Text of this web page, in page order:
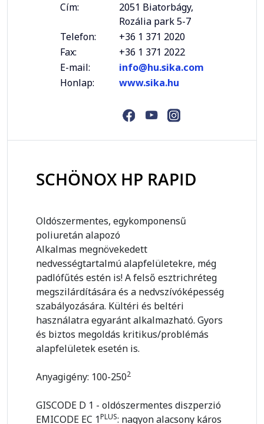
Cím:
2051 Biatorbágy,
Rozália park 5-7
Telefon:
+36 1 371 2020
Fax:
+36 1 371 2022
E-mail:
info@hu.sika.com
Honlap:
www.sika.hu
SCHÖNOX HP RAPID
Oldószermentes, egykomponensű
poliuretán alapozó
Alkalmas megnövekedett
nedvességtartalmú alapfelületekre, még
padlófűtés estén is! A felső esztrichréteg
megszilárdítására és a nedvszívóképesség
szabályozására. Kültéri és beltéri
használatra egyaránt alkalmazható. Gyors
és biztos megoldás kritikus/problémás
alapfelületek esetén is.
Anyagigény: 100-2502
GISCODE D 1 - oldószermentes diszperzió
EMICODE EC 1PLUS: nagyon alacsony káros